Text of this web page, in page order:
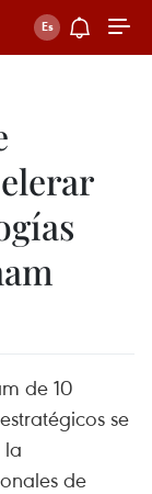
de 10
se
la
de